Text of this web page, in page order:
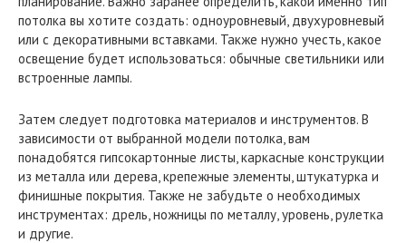
потолка вы хотите создать: одноуровневый, двухуровневый
или с декоративными вставками. Также нужно учесть, какое
освещение будет использоваться: обычные светильники или
встроенные лампы.
Затем следует подготовка материалов и инструментов. В
зависимости от выбранной модели потолка, вам
понадобятся гипсокартонные листы, каркасные конструкции
из металла или дерева, крепежные элементы, штукатурка и
финишные покрытия. Также не забудьте о необходимых
инструментах: дрель, ножницы по металлу, уровень, рулетка
и другие.